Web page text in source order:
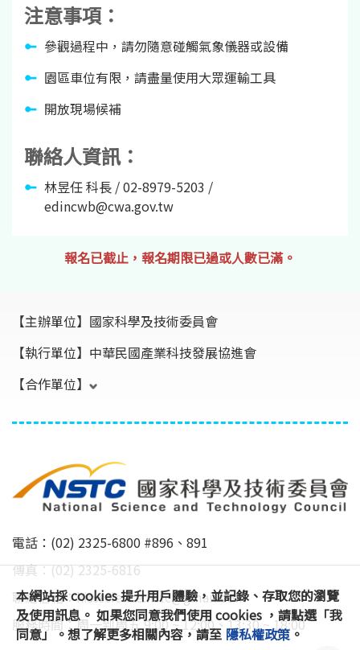
注意事項：
參觀過程中，請勿隨意碰觸氣象儀器或設備
園區車位有限，請盡量使用大眾運輸工具
開放現場候補
聯絡人資訊：
林昱任 科長 / 02-8979-5203 /
edincwb@cwa.gov.tw
報名已截止，報名期限已過或人數已滿。
【主辦單位】 國家科學及技術委員會
【執行單位】 中華民國產業科技發展協進會
【合作單位】
電話：(02) 2325-6800 #896、891
傳真：(02) 2325-6816
聯絡信箱：kissscience.nstc@gmail.com
服務時間：周一到周五 9:00 ~ 12:00、13:30 ~ 18:00
本網站採 cookies 提升用戶體驗，並記錄、存取您的瀏覽
及使用訊息。 如果您同意我們使用 cookies ，請點選「我
同意」。想了解更多相關內容，請至 隱私權政策。